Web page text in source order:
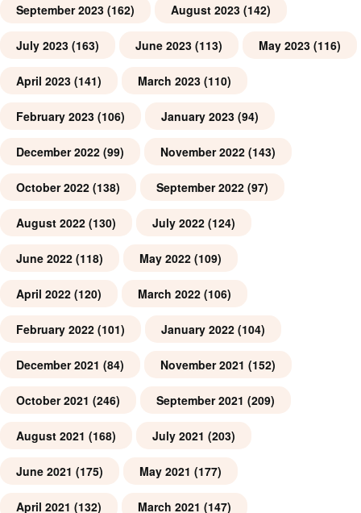
September 2023 (162) August 2023 (142)
July 2023 (163) June 2023 (113) May 2023 (116)
April 2023 (141) March 2023 (110)
February 2023 (106) January 2023 (94)
December 2022 (99) November 2022 (143)
October 2022 (138) September 2022 (97)
August 2022 (130) July 2022 (124)
June 2022 (118) May 2022 (109)
April 2022 (120) March 2022 (106)
February 2022 (101) January 2022 (104)
December 2021 (84) November 2021 (152)
October 2021 (246) September 2021 (209)
August 2021 (168) July 2021 (203)
June 2021 (175) May 2021 (177)
April 2021 (132) March 2021 (147)